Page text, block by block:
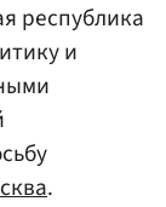
республика
и
.